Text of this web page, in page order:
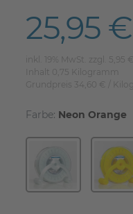
25,95 €
inkl. 19% MwSt. zzgl. 5,95 €
Inhalt
Kilogramm
34,60 € /
Farbe: Neon Orange